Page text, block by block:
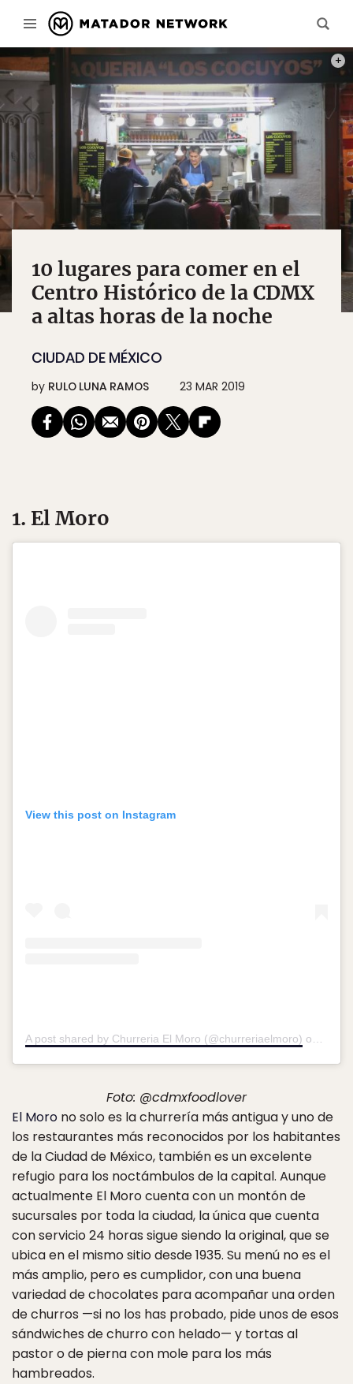
10 lugares para comer en el
Centro Histórico de la CDMX
a altas horas de la noche
CIUDAD DE MÉXICO
by RULO LUNA RAMOS 23 MAR 2019
1. El Moro
View this post on Instagram
A post shared by Churreria El Moro (@churreriaelmoro) on
Foto: @cdmxfoodlover
El Moro no solo es la churrería más antigua y uno de
los restaurantes más reconocidos por los habitantes
de la Ciudad de México, también es un excelente
refugio para los noctámbulos de la capital. Aunque
actualmente El Moro cuenta con un montón de
sucursales por toda la ciudad, la única que cuenta
con servicio 24 horas sigue siendo la original, que se
ubica en el mismo sitio desde 1935. Su menú no es el
más amplio, pero es cumplidor, con una buena
variedad de chocolates para acompañar una orden
de churros —si no los has probado, pide unos de esos
sándwiches de churro con helado— y tortas al
pastor o de pierna con mole para los más
hambreados.